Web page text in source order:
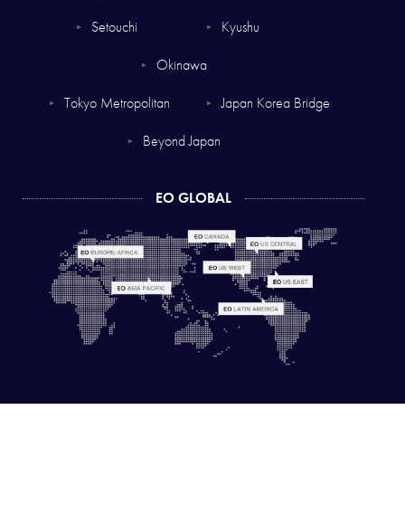
▼ Setouchi ▼ Kyushu
▼ Okinawa
▼ Tokyo Metropolitan ▼ Japan Korea Bridge
▼ Beyond Japan
EO GLOBAL